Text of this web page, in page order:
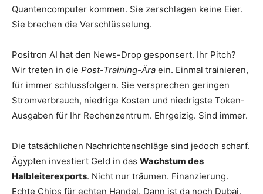
Quantencomputer kommen. Sie zerschlagen keine Eier.
Sie brechen die Verschlüsselung.
Positron AI hat den News-Drop gesponsert. Ihr Pitch?
Wir treten in die Post-Training-Ära ein. Einmal trainieren,
für immer schlussfolgern. Sie versprechen geringen
Stromverbrauch, niedrige Kosten und niedrigste Token-
Ausgaben für Ihr Rechenzentrum. Ehrgeizig. Sind immer.
Die tatsächlichen Nachrichtenschläge sind jedoch scharf.
Ägypten investiert Geld in das Wachstum des
Halbleiterexports. Nicht nur träumen. Finanzierung.
Echte Chips für echten Handel. Dann ist da noch Dubai.